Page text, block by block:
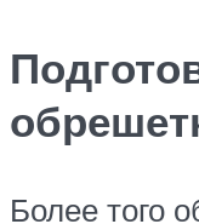
Более того